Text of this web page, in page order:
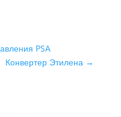
PSA
Конвертер Этилена →